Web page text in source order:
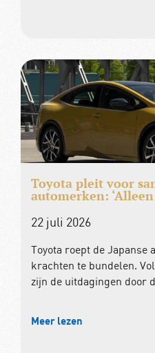
Toyota pleit voor
automerken:
22 juli 2026
Toyota roept de Japanse
krachten te bundelen.
zijn de uitdagingen door
Meer lezen